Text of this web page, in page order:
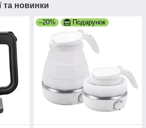
та новинки
–20% Подарунок